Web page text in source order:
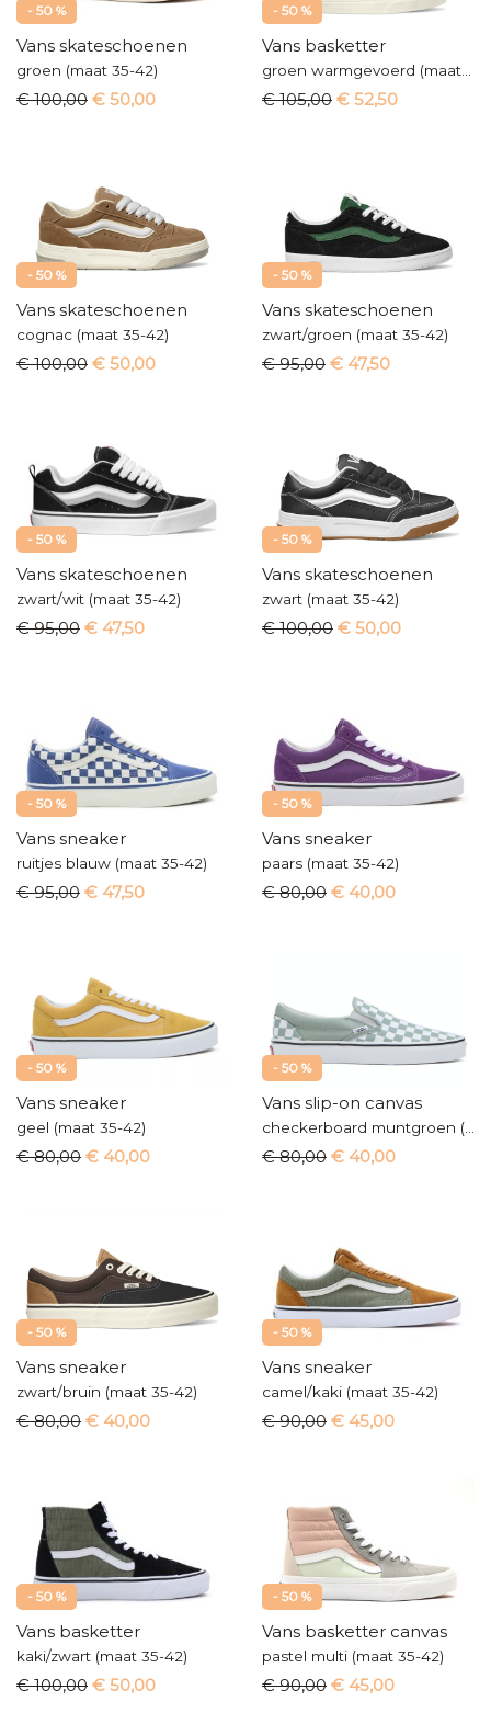
- 50 %
Vans skateschoenen
groen (maat 35-42)
€ 100,00 € 50,00
- 50 %
Vans basketter
€ 105,00 € 52,50
- 50 %
Vans skateschoenen
cognac (maat 35-42)
€ 100,00 € 50,00
- 50 %
Vans skateschoenen
zwart/groen (maat 35-42)
€ 95,00 € 47,50
- 50 %
Vans skateschoenen
zwart/wit (maat 35-42)
€ 95,00 € 47,50
- 50 %
Vans skateschoenen
zwart (maat 35-42)
€ 100,00 € 50,00
- 50 %
Vans sneaker
ruitjes blauw (maat 35-42)
€ 95,00 € 47,50
- 50 %
Vans sneaker
paars (maat 35-42)
€ 80,00 € 40,00
- 50 %
Vans sneaker
geel (maat 35-42)
€ 80,00 € 40,00
- 50 %
Vans slip-on canvas
€ 80,00 € 40,00
- 50 %
Vans sneaker
zwart/bruin (maat 35-42)
€ 80,00 € 40,00
- 50 %
Vans sneaker
camel/kaki (maat 35-42)
€ 90,00 € 45,00
- 50 %
Vans basketter
kaki/zwart (maat 35-42)
€ 100,00 € 50,00
- 50 %
Vans basketter canvas
pastel multi (maat 35-42)
€ 90,00 € 45,00